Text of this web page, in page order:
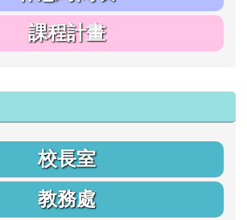
課程計畫
校長室
教務處